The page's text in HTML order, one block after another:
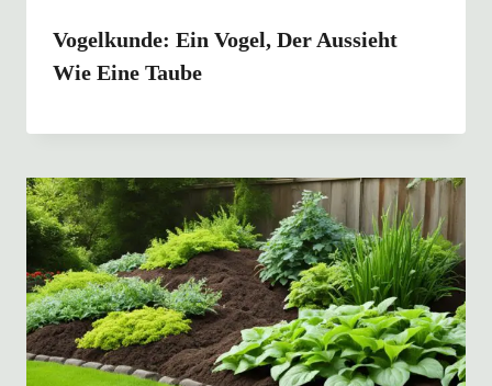
Vogelkunde: Ein Vogel, Der Aussieht
Wie Eine Taube